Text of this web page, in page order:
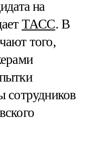
на
ТАСС. В
того,
сотрудников